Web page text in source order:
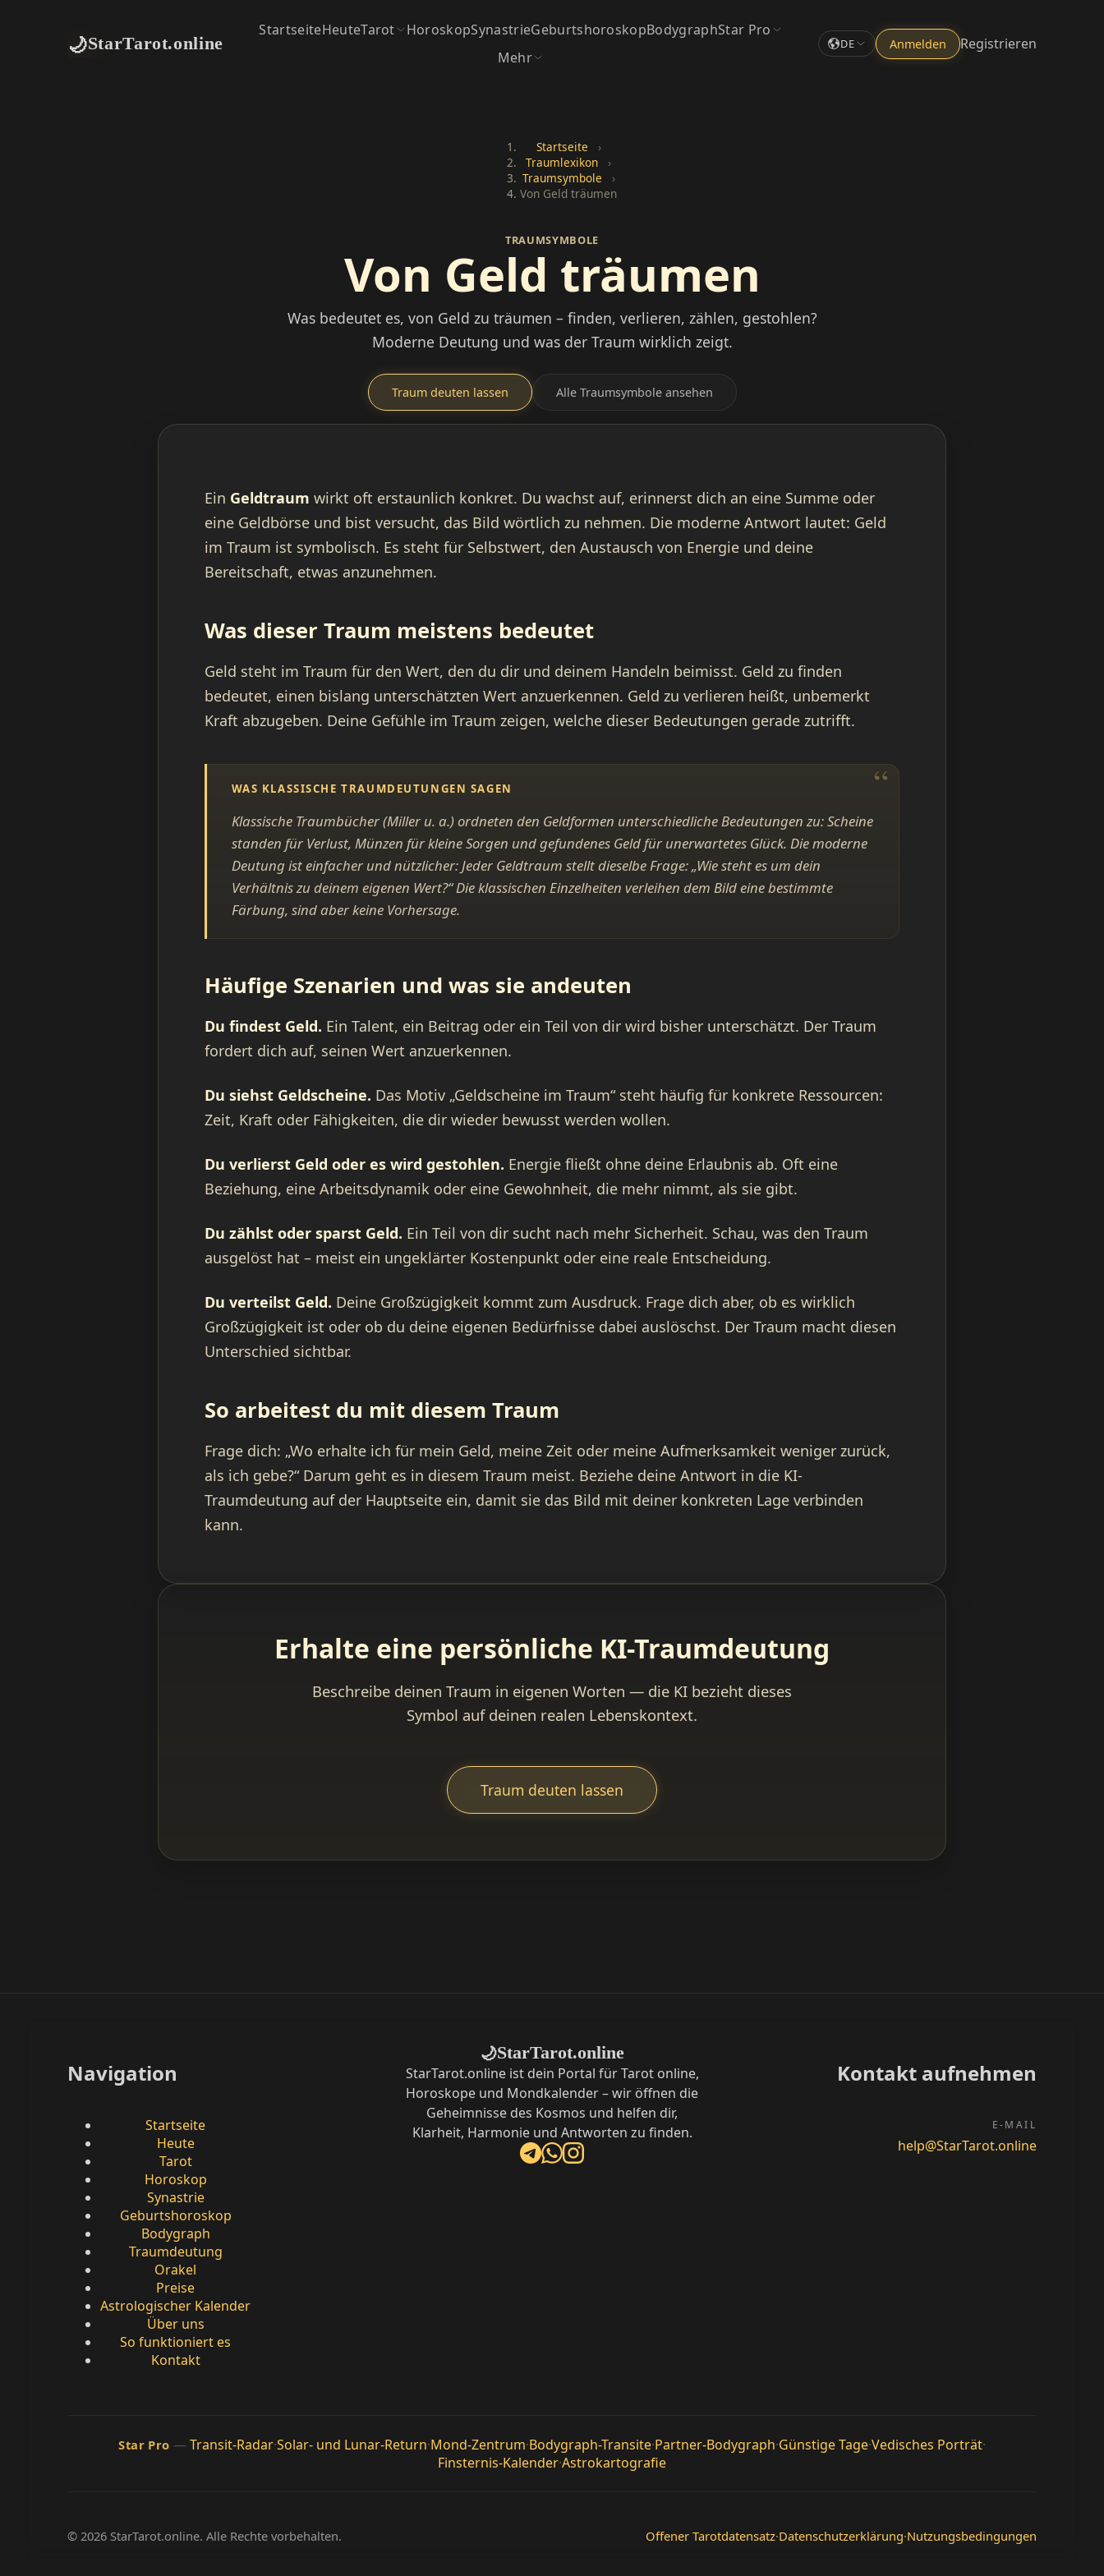
🌙StarTarot.online
StartseiteHeuteTarot HoroskopSynastrieGeburtshoroskopBodygraphStar Pro
Mehr
DE Anmelden Registrieren
Startseite
›
Traumlexikon
›
Traumsymbole
›
Von Geld träumen
TRAUMSYMBOLE
Von Geld träumen
Was bedeutet es, von Geld zu träumen – finden, verlieren, zählen, gestohlen?
Moderne Deutung und was der Traum wirklich zeigt.
Traum deuten lassen Alle Traumsymbole ansehen
Ein Geldtraum wirkt oft erstaunlich konkret. Du wachst auf, erinnerst dich an eine Summe oder
eine Geldbörse und bist versucht, das Bild wörtlich zu nehmen. Die moderne Antwort lautet: Geld
im Traum ist symbolisch. Es steht für Selbstwert, den Austausch von Energie und deine
Bereitschaft, etwas anzunehmen.
Was dieser Traum meistens bedeutet
Geld steht im Traum für den Wert, den du dir und deinem Handeln beimisst. Geld zu finden
bedeutet, einen bislang unterschätzten Wert anzuerkennen. Geld zu verlieren heißt, unbemerkt
Kraft abzugeben. Deine Gefühle im Traum zeigen, welche dieser Bedeutungen gerade zutrifft.
WAS KLASSISCHE TRAUMDEUTUNGEN SAGEN
Klassische Traumbücher (Miller u. a.) ordneten den Geldformen unterschiedliche Bedeutungen zu: Scheine
standen für Verlust, Münzen für kleine Sorgen und gefundenes Geld für unerwartetes Glück. Die moderne
Deutung ist einfacher und nützlicher: Jeder Geldtraum stellt dieselbe Frage: „Wie steht es um dein
Verhältnis zu deinem eigenen Wert?“ Die klassischen Einzelheiten verleihen dem Bild eine bestimmte
Färbung, sind aber keine Vorhersage.
Häufige Szenarien und was sie andeuten
Du findest Geld. Ein Talent, ein Beitrag oder ein Teil von dir wird bisher unterschätzt. Der Traum
fordert dich auf, seinen Wert anzuerkennen.
Du siehst Geldscheine. Das Motiv „Geldscheine im Traum“ steht häufig für konkrete Ressourcen:
Zeit, Kraft oder Fähigkeiten, die dir wieder bewusst werden wollen.
Du verlierst Geld oder es wird gestohlen. Energie fließt ohne deine Erlaubnis ab. Oft eine
Beziehung, eine Arbeitsdynamik oder eine Gewohnheit, die mehr nimmt, als sie gibt.
Du zählst oder sparst Geld. Ein Teil von dir sucht nach mehr Sicherheit. Schau, was den Traum
ausgelöst hat – meist ein ungeklärter Kostenpunkt oder eine reale Entscheidung.
Du verteilst Geld. Deine Großzügigkeit kommt zum Ausdruck. Frage dich aber, ob es wirklich
Großzügigkeit ist oder ob du deine eigenen Bedürfnisse dabei auslöschst. Der Traum macht diesen
Unterschied sichtbar.
So arbeitest du mit diesem Traum
Frage dich: „Wo erhalte ich für mein Geld, meine Zeit oder meine Aufmerksamkeit weniger zurück,
als ich gebe?“ Darum geht es in diesem Traum meist. Beziehe deine Antwort in die KI-
Traumdeutung auf der Hauptseite ein, damit sie das Bild mit deiner konkreten Lage verbinden
kann.
Erhalte eine persönliche KI-Traumdeutung
Beschreibe deinen Traum in eigenen Worten — die KI bezieht dieses
Symbol auf deinen realen Lebenskontext.
Traum deuten lassen
Navigation
Startseite
Heute
Tarot
Horoskop
Synastrie
Geburtshoroskop
Bodygraph
Traumdeutung
Orakel
Preise
Astrologischer Kalender
Über uns
So funktioniert es
Kontakt
🌙StarTarot.online
StarTarot.online ist dein Portal für Tarot online,
Horoskope und Mondkalender – wir öffnen die
Geheimnisse des Kosmos und helfen dir,
Klarheit, Harmonie und Antworten zu finden.
Kontakt aufnehmen
E-MAIL
help@StarTarot.online
Star Pro — Transit-Radar·Solar- und Lunar-Return·Mond-Zentrum·Bodygraph-Transite·Partner-Bodygraph·Günstige Tage·Vedisches Porträt·
Finsternis-Kalender·Astrokartografie
© 2026 StarTarot.online. Alle Rechte vorbehalten. Offener Tarotdatensatz·Datenschutzerklärung·Nutzungsbedingungen